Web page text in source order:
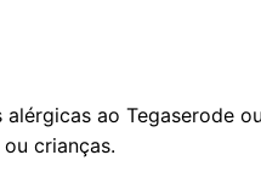
ao Tegaserode
crianças.